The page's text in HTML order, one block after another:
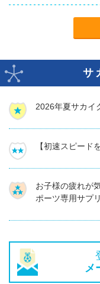
サ
2026年夏サカイ
【初速スピード
お子様の疲れが
ポーツ専用サプ
メ